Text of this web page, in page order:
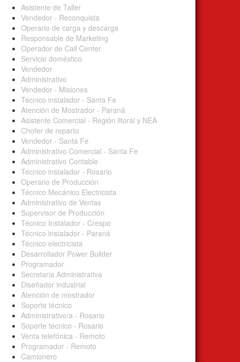
Asistente de Taller
Vendedor - Reconquista
Operario de carga y descarga
Responsable de Marketing
Operador de Call Center
Servicio doméstico
Vendedor
Administrativo
Vendedor - Misiones
Técnico instalador - Santa Fe
Atención de Mostrador - Paraná
Asistente Comercial - Región litoral y NEA
Chofer de reparto
Vendedor - Santa Fe
Administrativo Comercial - Santa Fe
Administrativo Contable
Técnico instalador - Rosario
Operario de Producción
Técnico Mecánico Electricista
Administrativo de Ventas
Supervisor de Producción
Técnico Instalador - Crespo
Técnico instalador - Paraná
Técnico electricista
Desarrollador Power Builder
Programador
Secretaria Administrativa
Diseñador industrial
Atención de mostrador
Soporte técnico
Administrativo/a - Rosario
Soporte técnico - Rosario
Venta telefónica - Remoto
Programador - Remoto
Camionero